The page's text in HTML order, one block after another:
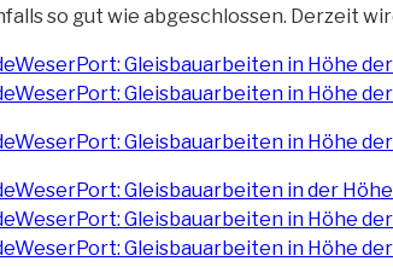
so gut wie abgeschlossen. Derzeit